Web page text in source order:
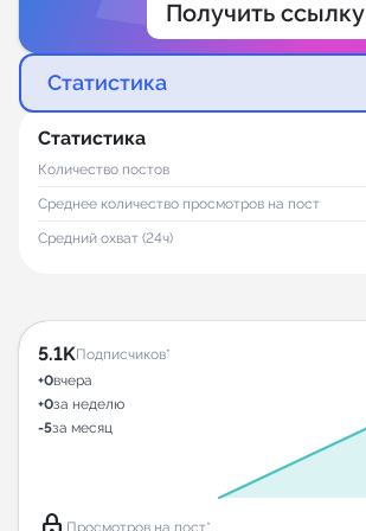
Получить ссылку
Статистика
Статистика
Количество постов
Среднее количество просмотров на пост
Средний охват (24ч)
5.1KПодписчиков*
+0вчера
+0за неделю
-5за месяц
Просмотров на пост*